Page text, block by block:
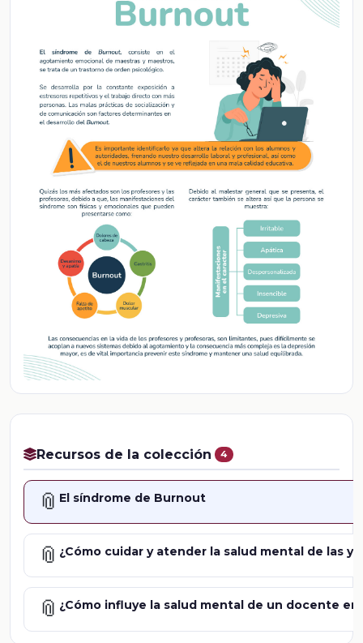
Recursos de la colección 4
📎 El síndrome de Burnout
📎 ¿Cómo cuidar y atender la salud mental de las y
📎 ¿Cómo influye la salud mental de un docente